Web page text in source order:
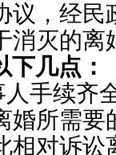
议，经民
消灭的离
几点：
人手续齐
婚所需要
相对诉讼